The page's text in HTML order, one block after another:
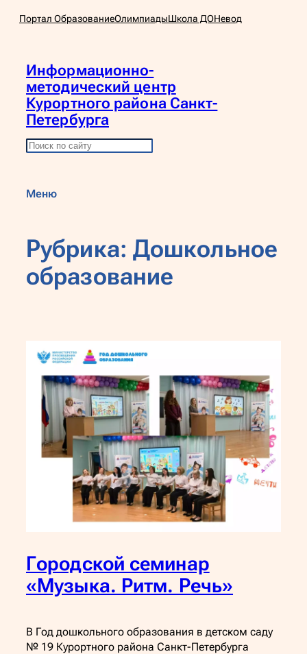
Перейти
Портал ОбразованиеОлимпиадыШкола ДОНевод
Информационно-
методический центр
Курортного района Санкт-
Петербурга
П
с
Меню
Рубрика: Дошкольное
образование
Городской семинар
«Музыка. Ритм. Речь»
В Год дошкольного образования в детском саду
№ 19 Курортного района Санкт-Петербурга